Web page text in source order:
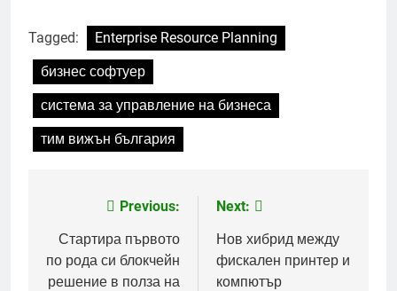
Tagged:
Enterprise Resource Planning
бизнес софтуер
система за управление на бизнеса
тим вижън българия
navigation
Previous:
Стартира първото
по рода си блокчейн
решение в полза на
Next:
Нов хибрид между
фискален принтер и
компютър